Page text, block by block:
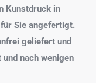
Kunstdruck in
Sie angefertigt.
geliefert und
nach wenigen